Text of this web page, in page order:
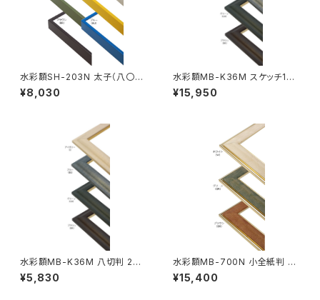
水彩額SH-203N 太子（八〇）
判 287×378ミリ
¥8,030
水彩額MB-K36M スケッチ10F
595×670ミリ
¥15,950
水彩額MB-K36M 八切判 241
×302ミリ
¥5,830
水彩額MB-700N 小全紙判 50
7×659ミリ
¥15,400